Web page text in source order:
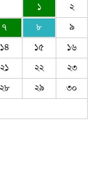
১
২
৭ ৮
৯
১৪ ১৫
১৬
২১ ২২
২৩
২৮ ২৯
৩০